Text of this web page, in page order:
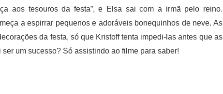
aos tesouros da festa”, e Elsa sai com a irmã pelo reino.
a espirrar pequenos e adoráveis bonequinhos de neve. As
da festa, só que Kristoff tenta impedi-las antes que as
um sucesso? Só assistindo ao filme para saber!